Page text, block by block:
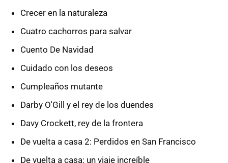
Crecer en la naturaleza
Cuatro cachorros para salvar
Cuento De Navidad
Cuidado con los deseos
Cumpleaños mutante
Darby O'Gill y el rey de los duendes
Davy Crockett, rey de la frontera
De vuelta a casa 2: Perdidos en San Francisco
De vuelta a casa: un viaje increíble